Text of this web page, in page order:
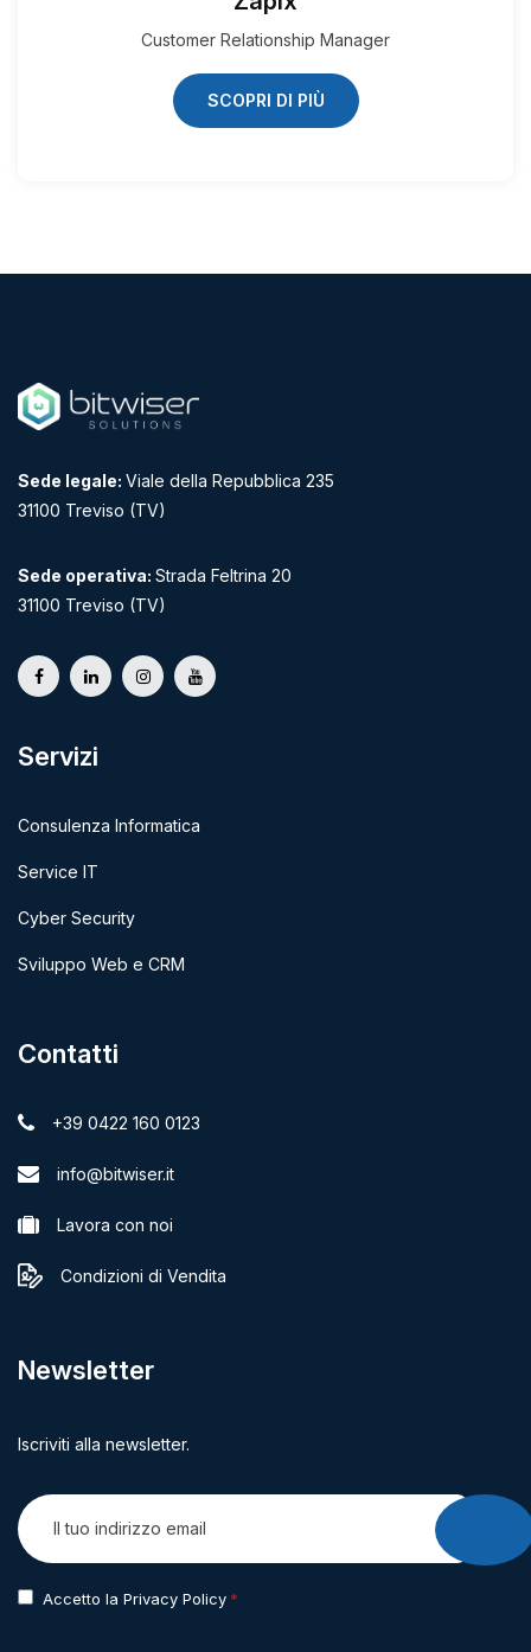
Customer Relationship Manager
SCOPRI DI PIÙ
Sede legale: Viale della Repubblica 235
31100 Treviso (TV)
Sede operativa: Strada Feltrina 20
31100 Treviso (TV)
Servizi
Consulenza Informatica
Service IT
Cyber Security
Sviluppo Web e CRM
Contatti
+39 0422 160 0123
info@bitwiser.it
Lavora con noi
Condizioni di Vendita
Newsletter
Iscriviti alla newsletter.
Accetto la Privacy Policy